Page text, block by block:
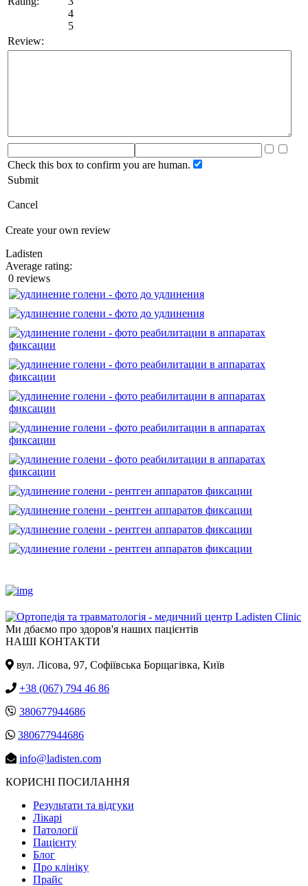
4
5
Review:
Check this box to confirm you are human.
Submit
Cancel
Create your own review
Ladisten
Average rating:
0 reviews
Ми дбаємо про здоров'я наших пацієнтів
НАШІ КОНТАКТИ
вул. Лісова, 97, Cофіївська Борщагівка, Київ
+38 (067) 794 46 86
380677944686
380677944686
info@ladisten.com
КОРИСНІ ПОСИЛАННЯ
Результати та відгуки
Лікарі
Патології
Пацієнту
Блог
Про клініку
Прайс